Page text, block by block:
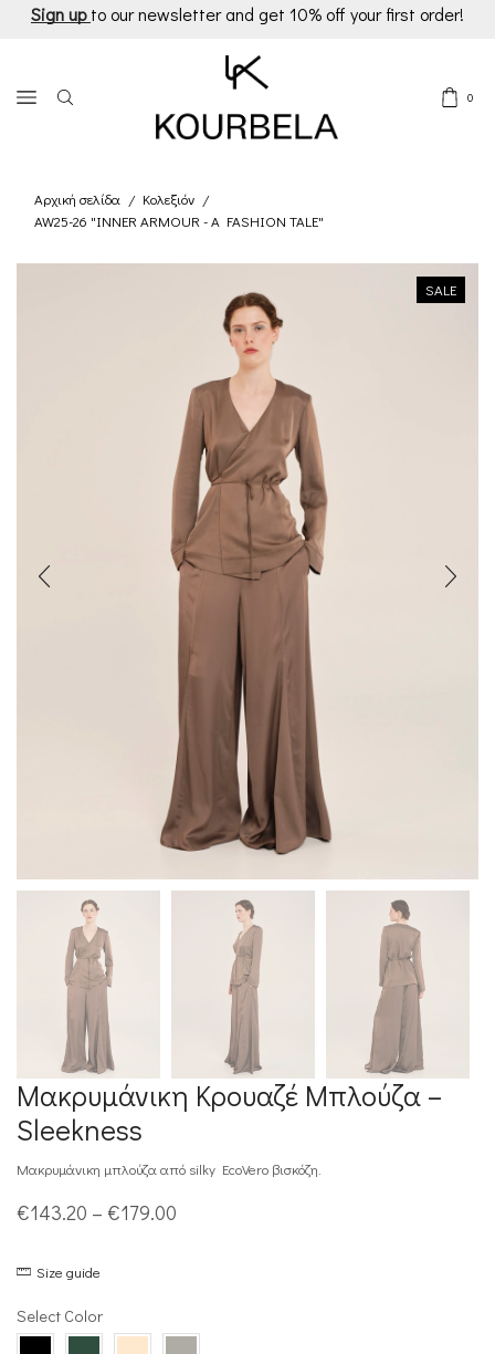
Sign up to our newsletter and get 10% off your first order!
0
Αρχική σελίδα / Κολεξιόν /
AW25-26 "INNER ARMOUR - A FASHION TALE"
SALE
Μακρυμάνικη Κρουαζέ Μπλούζα –
Sleekness
Μακρυμάνικη μπλούζα από silky EcoVero βισκόζη.
€143.20 – €179.00
€179.00
Size guide
Select Color